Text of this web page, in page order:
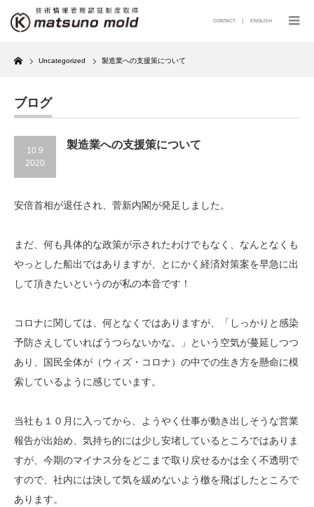
CONTACT ENGLISH
Home
Uncategorized 製造業への支援策について
ブログ
10.9
2020
製造業への支援策について
安倍首相が退任され、菅新内閣が発足しました。
まだ、何も具体的な政策が示されたわけでもなく、なんとなくも
やっとした船出ではありますが、とにかく経済対策案を早急に出
して頂きたいというのが私の本音です！
コロナに関しては、何となくではありますが、「しっかりと感染
予防さえしていればうつらないかな。」という空気が蔓延しつつ
あり、国民全体が（ウィズ・コロナ）の中での生き方を懸命に模
索しているように感じています。
当社も１０月に入ってから、ようやく仕事が動き出しそうな営業
報告が出始め、気持ち的には少し安堵しているところではありま
すが、今期のマイナス分をどこまで取り戻せるかは全く不透明で
すので、社内には決して気を緩めないよう檄を飛ばしたところで
あります。